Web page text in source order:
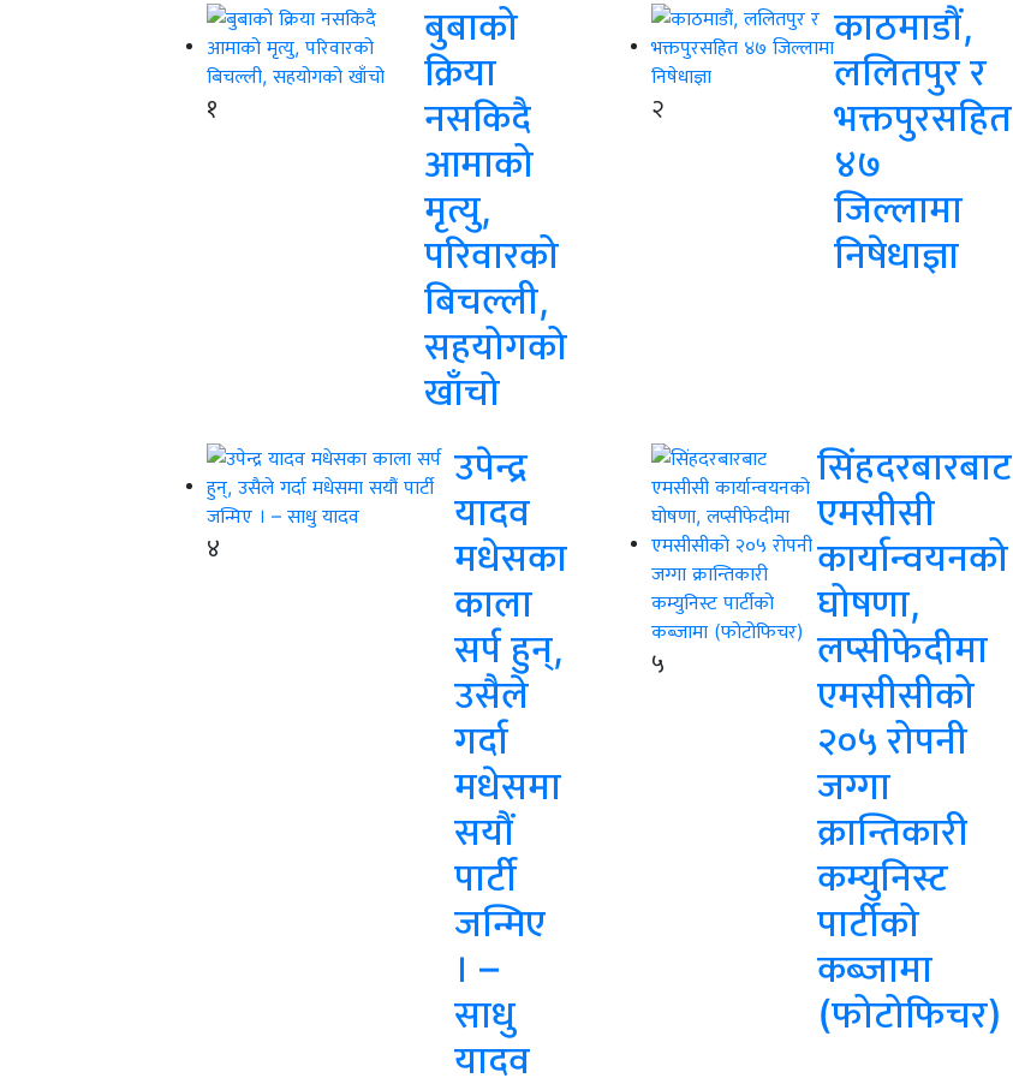
१
बुबाको
क्रिया
नसकिदै
आमाको
मृत्यु,
परिवारको
बिचल्ली,
सहयोगको
खाँचो
२
काठमाडौं,
ललितपुर र
भक्तपुरसहित
४७
जिल्लामा
निषेधाज्ञा
४
उपेन्द्र
यादव
मधेसका
काला
सर्प हुन्,
उसैले
गर्दा
मधेसमा
सयौं
पार्टी
जन्मिए
। –
साधु
यादव
५
सिंहदरबारबाट
एमसीसी
कार्यान्वयनको
घोषणा,
लप्सीफेदीमा
एमसीसीको
२०५ रोपनी
जग्गा
क्रान्तिकारी
कम्युनिस्ट
पार्टीको
कब्जामा
(फोटोफिचर)